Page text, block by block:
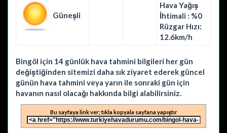
Güneşli
Hava Yağış
İhtimali : %0
Rüzgar Hızı:
12.6km/h
Bingöl için 14 günlük hava tahmini bilgileri her gün
değiştiğinden sitemizi daha sık ziyaret ederek güncel
günün hava tahmini veya yarın ile sonraki gün için
havanın nasıl olacağı hakkında bilgi alabilirsiniz.
Bu sayfaya link ver; tıkla kopyala sayfana yapıştır